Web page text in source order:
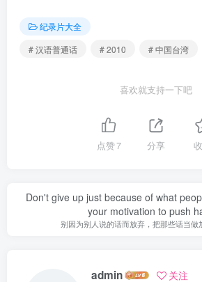
纪录片大全
# 汉语普通话
# 2010 # 中国台湾
喜欢就支持一下吧
点赞7 分享
Don't give up just because of what
your motivation to push
别因为别人说的话而放弃，把那些话当做
admin 关注